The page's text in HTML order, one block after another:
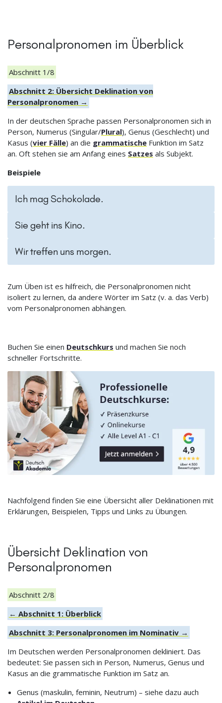
Personalpronomen im Überblick
Abschnitt 1/8
Abschnitt 2: Übersicht Deklination von
Personalpronomen →
In der deutschen Sprache passen Personalpronomen sich in
Person, Numerus (Singular/Plural), Genus (Geschlecht) und
Kasus (vier Fälle) an die grammatische Funktion im Satz
an. Oft stehen sie am Anfang eines Satzes als Subjekt.
Beispiele
Ich mag Schokolade.
Sie geht ins Kino.
Wir treffen uns morgen.
Zum Üben ist es hilfreich, die Personalpronomen nicht
isoliert zu lernen, da andere Wörter im Satz (v. a. das Verb)
vom Personalpronomen abhängen.
Buchen Sie einen Deutschkurs und machen Sie noch
schneller Fortschritte.
Nachfolgend finden Sie eine Übersicht aller Deklinationen mit
Erklärungen, Beispielen, Tipps und Links zu Übungen.
Übersicht Deklination von
Personalpronomen
Abschnitt 2/8
← Abschnitt 1: Überblick
Abschnitt 3: Personalpronomen im Nominativ →
Im Deutschen werden Personalpronomen dekliniert. Das
bedeutet: Sie passen sich in Person, Numerus, Genus und
Kasus an die grammatische Funktion im Satz an.
Genus (maskulin, feminin, Neutrum) – siehe dazu auch